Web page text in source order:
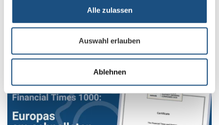
Alle zulassen
Auswahl erlauben
Ablehnen
Gute Gründe für die PIK Convention 2025